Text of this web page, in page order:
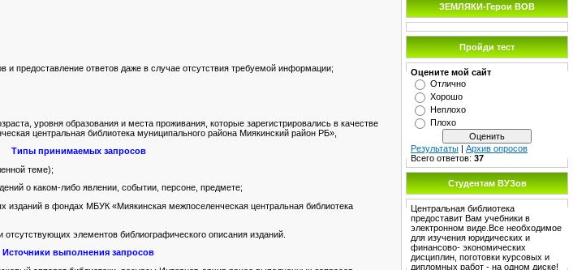
и предоставление ответов даже в случае отсутствия требуемой информации;
уровня образования и места проживания, которые зарегистрировались в качестве
центральная библиотека муниципального района Миякинский район РБ»,
Типы принимаемых запросов
теме);
о каком-либо явлении, событии, персоне, предмете;
изданий в фондах МБУК «Миякинская межпоселенческая центральная библиотека
элементов библиографического описания изданий.
Источники выполнения запросов
ЗЕМЛЯКИ-Герои ВОВ
Пройди тест
Оцените мой сайт
Отлично
Хорошо
Неплохо
Плохо
Результаты | Архив опросов
Всего ответов: 37
Студентам ВУЗов
Центральная библиотека
предоставит Вам учебники в
электронном виде.Все необходимое
для изучения юридических и
финансово- экономических
дисциплин, поготовки курсовых и
дипломных работ - на одном диске!